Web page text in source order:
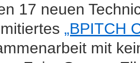
17 neuen
„BPITCH
mit